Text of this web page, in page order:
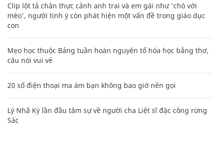
Clip lột tả chân thực cảnh anh trai và em gái như 'chó với
mèo', người tinh ý còn phát hiện một vấn đề trong giáo dục
con
Mẹo học thuộc Bảng tuần hoàn nguyên tố hóa học bằng thơ,
câu nói vui vẻ
20 số điện thoại ma ám bạn không bao giờ nên gọi
Lý Nhã Kỳ lần đầu tâm sự về người cha Liệt sĩ đặc công rừng
Sác